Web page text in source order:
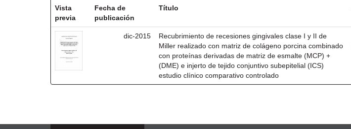
Vista
previa
Fecha de
publicación
Título
dic-2015
Recubrimiento de recesiones gingivales clase I y II de
Miller realizado con matriz de colágeno porcina combinado
con proteínas derivadas de matriz de esmalte (MCP) +
(DME) e injerto de tejido conjuntivo subepitelial (ICS)
estudio clínico comparativo controlado